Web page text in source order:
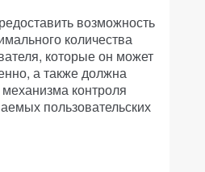
возможность
количества
которые он может
а также должна
контроля
пользовательских